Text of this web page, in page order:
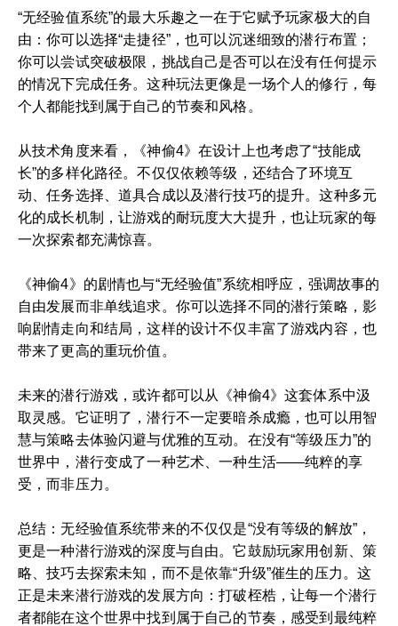
“无经验值系统”的最大乐趣之一在于它赋予玩家极大的自
由：你可以选择“走捷径”，也可以沉迷细致的潜行布置；
你可以尝试突破极限，挑战自己是否可以在没有任何提示
的情况下完成任务。这种玩法更像是一场个人的修行，每
个人都能找到属于自己的节奏和风格。
从技术角度来看，《神偷4》在设计上也考虑了“技能成
长”的多样化路径。不仅仅依赖等级，还结合了环境互
动、任务选择、道具合成以及潜行技巧的提升。这种多元
化的成长机制，让游戏的耐玩度大大提升，也让玩家的每
一次探索都充满惊喜。
《神偷4》的剧情也与“无经验值”系统相呼应，强调故事的
自由发展而非单线追求。你可以选择不同的潜行策略，影
响剧情走向和结局，这样的设计不仅丰富了游戏内容，也
带来了更高的重玩价值。
未来的潜行游戏，或许都可以从《神偷4》这套体系中汲
取灵感。它证明了，潜行不一定要暗杀成瘾，也可以用智
慧与策略去体验闪避与优雅的互动。在没有“等级压力”的
世界中，潜行变成了一种艺术、一种生活——纯粹的享
受，而非压力。
总结：无经验值系统带来的不仅仅是“没有等级的解放”，
更是一种潜行游戏的深度与自由。它鼓励玩家用创新、策
略、技巧去探索未知，而不是依靠“升级”催生的压力。这
正是未来潜行游戏的发展方向：打破桎梏，让每一个潜行
者都能在这个世界中找到属于自己的节奏，感受到最纯粹